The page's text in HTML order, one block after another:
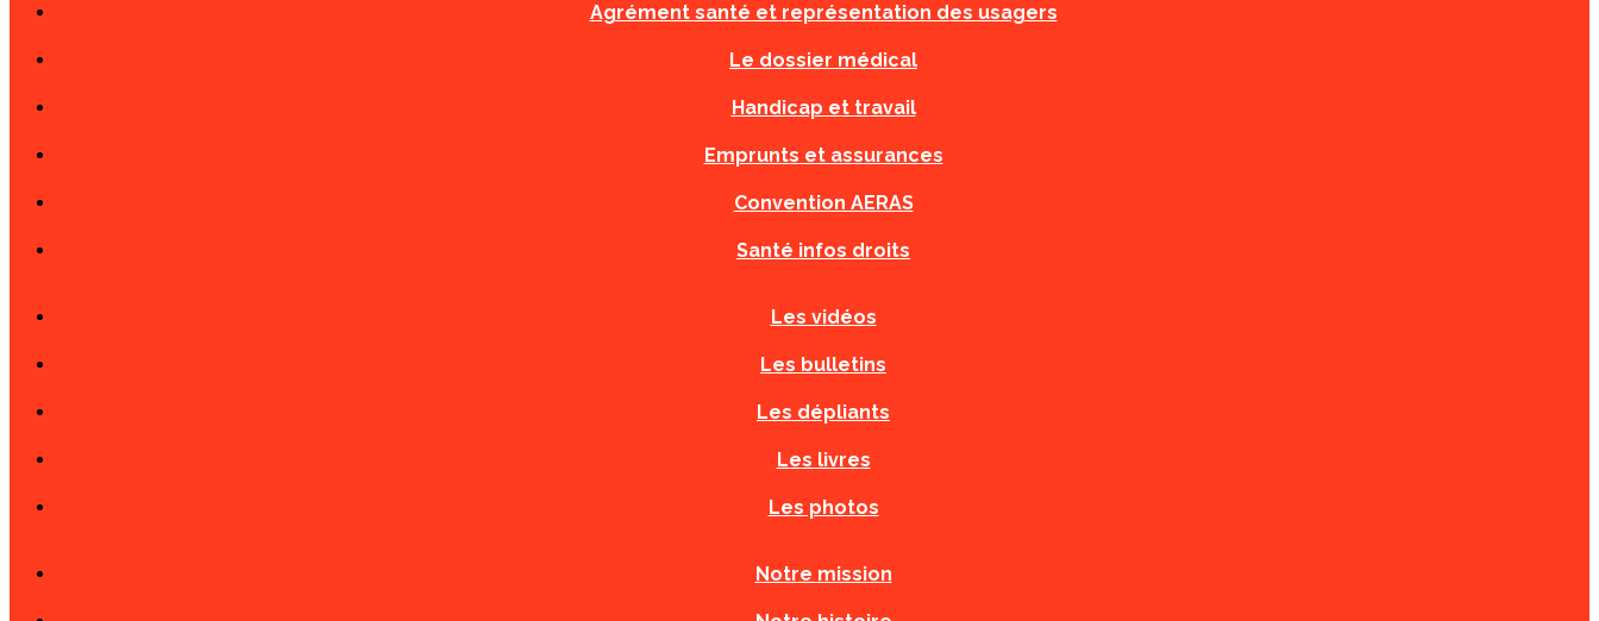
Agrément santé et représentation des usagers
Le dossier médical
Handicap et travail
Emprunts et assurances
Convention AERAS
Santé infos droits
Les vidéos
Les bulletins
Les dépliants
Les livres
Les photos
Notre mission